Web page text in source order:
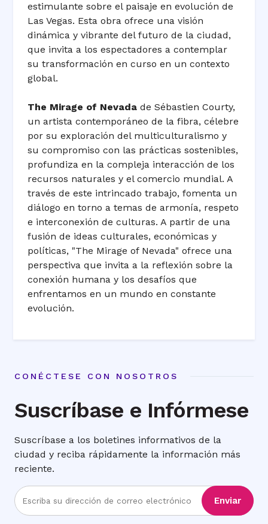
estimulante sobre el paisaje en evolución de
Las Vegas. Esta obra ofrece una visión
dinámica y vibrante del futuro de la ciudad,
que invita a los espectadores a contemplar
su transformación en curso en un contexto
global.
The Mirage of Nevada de Sébastien Courty,
un artista contemporáneo de la fibra, célebre
por su exploración del multiculturalismo y
su compromiso con las prácticas sostenibles,
profundiza en la compleja interacción de los
recursos naturales y el comercio mundial. A
través de este intrincado trabajo, fomenta un
diálogo en torno a temas de armonía, respeto
e interconexión de culturas. A partir de una
fusión de ideas culturales, económicas y
políticas, "The Mirage of Nevada" ofrece una
perspectiva que invita a la reflexión sobre la
conexión humana y los desafíos que
enfrentamos en un mundo en constante
evolución.
CONÉCTESE CON NOSOTROS
Suscríbase e Infórmese
Suscríbase a los boletines informativos de la
ciudad y reciba rápidamente la información más
reciente.
Ingrese
la
Enviar